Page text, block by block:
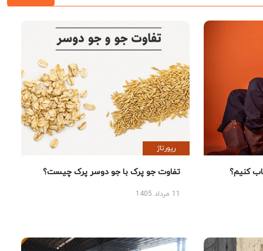
کنیم؟
رپورتاژ
تفاوت جو پرک با جو دوسر پرک چیست؟